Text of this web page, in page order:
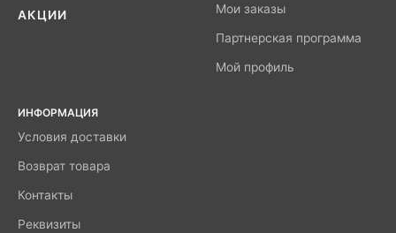
АКЦИИ Мои заказы
Партнерская программа
Мой профиль
ИНФОРМАЦИЯ
Условия доставки
Возврат товара
Контакты
Реквизиты